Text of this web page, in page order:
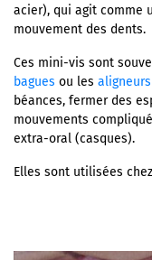
acier), qui agit comme
mouvement des dents.
Ces mini-vis sont
bagues ou les
béances, fermer des
mouvements
extra-oral (casques).
Elles sont utilisées